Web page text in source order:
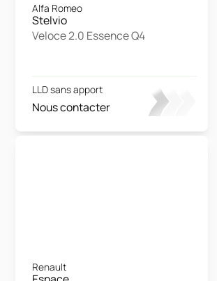
Alfa Romeo
Stelvio
Veloce 2.0 Essence Q4
LLD sans apport
Nous contacter
Renault